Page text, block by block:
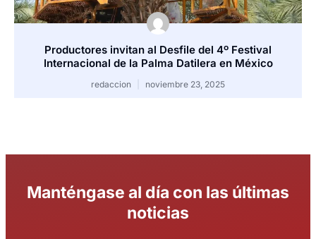
Productores invitan al Desfile del 4º Festival
Internacional de la Palma Datilera en México
redaccion noviembre 23, 2025
Manténgase al día con las últimas
noticias